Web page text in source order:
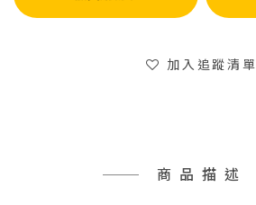
加入追蹤清單
商品描述